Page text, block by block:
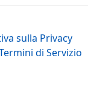
sulla Privacy
di Servizio